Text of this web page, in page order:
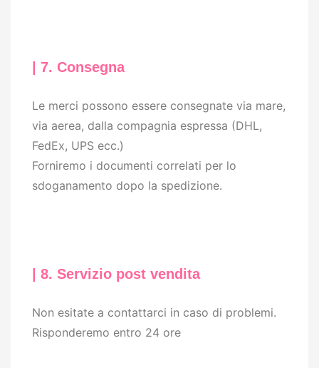
| 7. Consegna
Le merci possono essere consegnate via mare,
via aerea, dalla compagnia espressa (DHL,
FedEx, UPS ecc.)
Forniremo i documenti correlati per lo
sdoganamento dopo la spedizione.
| 8. Servizio post vendita
Non esitate a contattarci in caso di problemi.
Risponderemo entro 24 ore